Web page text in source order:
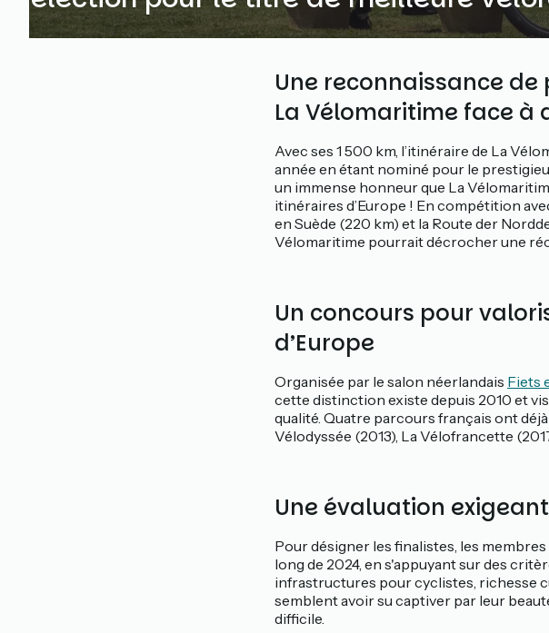
Une reconnaissance
La Vélomaritime face à
Avec ses 1 500 km, l’itinéraire de La
année en étant nominé pour le
un immense honneur que La
itinéraires d’Europe ! En compétition
en Suède (220 km) et la Route der
Vélomaritime pourrait décrocher une
Un concours pour
d’Europe
Organisée par le salon néerlandais Fiets
cette distinction existe depuis 2010 et
qualité. Quatre parcours français ont
Vélodyssée (2013), La Vélofrancette
Une évaluation
Pour désigner les finalistes, les
long de 2024, en s'appuyant sur des
infrastructures pour cyclistes, richesse
semblent avoir su captiver par leur
difficile.